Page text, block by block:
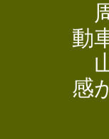
動
感